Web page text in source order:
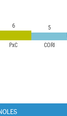
PxC CORI
6
5